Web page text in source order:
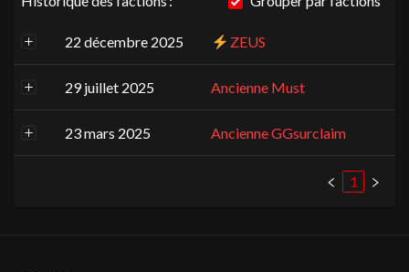
22 décembre 2025 ZEUS
29 juillet 2025 Ancienne Must
23 mars 2025 Ancienne GGsurclaim
1